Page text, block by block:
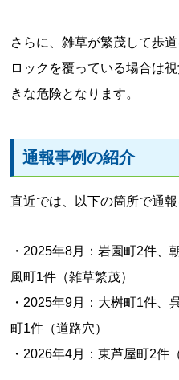
さらに、雑草が繁茂して歩
ロックを覆っている場合は
きな危険となります。
通報事例の紹介
直近では、以下の箇所で通報
2025年8月：岩園町2件、
風町1件（雑草繁茂）
2025年9月：大桝町1件、
町1件（道路穴）
2026年4月：東芦屋町2件